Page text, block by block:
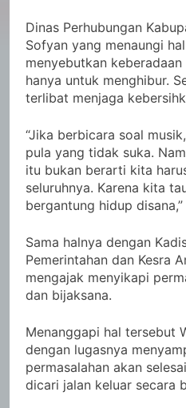
Dinas Perhubungan
Sofyan yang menaungi
menyebutkan
hanya untuk menghibur.
terlibat menjaga
“Jika berbicara soal
pula yang tidak suka.
itu bukan berarti kita
seluruhnya. Karena kita
bergantung hidup
Sama halnya dengan
Pemerintahan dan Kesra
mengajak menyikapi
dan bijaksana.
Menanggapi hal tersebut
dengan lugasnya
permasalahan akan
dicari jalan keluar secara